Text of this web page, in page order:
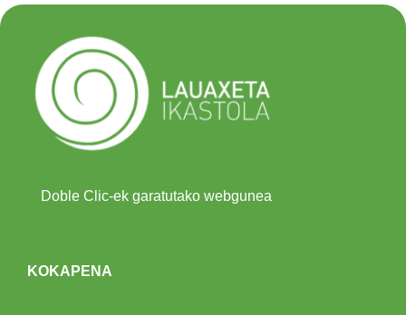
Doble Clic-ek garatutako webgunea
KOKAPENA